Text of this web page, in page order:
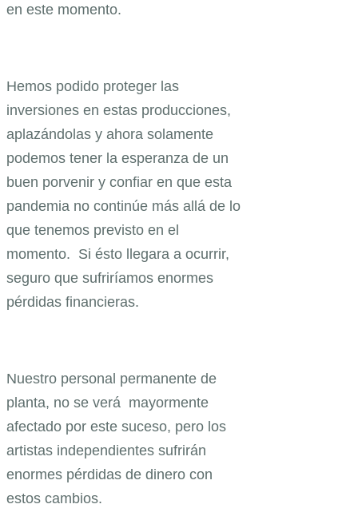
en este momento.
Hemos podido proteger las
inversiones en estas producciones,
aplazándolas y ahora solamente
podemos tener la esperanza de un
buen porvenir y confiar en que esta
pandemia no continúe más allá de lo
que tenemos previsto en el
momento. Si ésto llegara a ocurrir,
seguro que sufriríamos enormes
pérdidas financieras.
Nuestro personal permanente de
planta, no se verá mayormente
afectado por este suceso, pero los
artistas independientes sufrirán
enormes pérdidas de dinero con
estos cambios.